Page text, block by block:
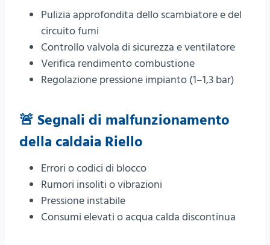
Pulizia approfondita dello scambiatore e del
circuito fumi
Controllo valvola di sicurezza e ventilatore
Verifica rendimento combustione
Regolazione pressione impianto (1–1,3 bar)
🚨 Segnali di malfunzionamento
della caldaia Riello
Errori o codici di blocco
Rumori insoliti o vibrazioni
Pressione instabile
Consumi elevati o acqua calda discontinua